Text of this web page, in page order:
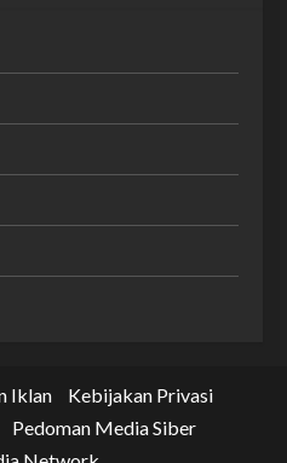
Iklan
Kebijakan Privasi
Pedoman Media Siber